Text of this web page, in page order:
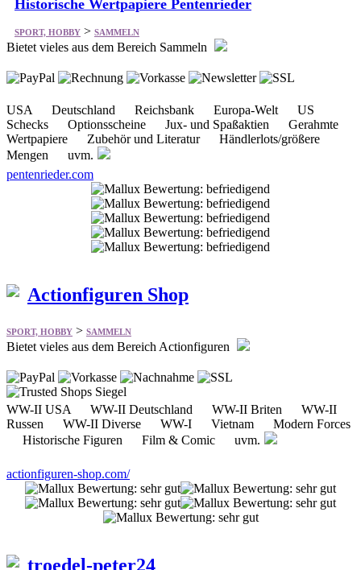
Bietet vieles aus dem Bereich Sammeln
USA Deutschland Reichsbank Europa-Welt US
Schecks Optionsscheine Jux- und Spaßaktien Gerahmte
Mengen uvm.
pentenrieder.com
Actionfiguren Shop
SPORT, HOBBY>SAMMELN
Bietet vieles aus dem Bereich Actionfiguren
WW-II USA WW-II Deutschland WW-II Briten WW-II
Russen WW-II Diverse WW-I Vietnam Modern Forces
Historische Figuren Film & Comic uvm.
actionfiguren-shop.com/
troedel-peter24
SPORT, HOBBY > SAMMELN